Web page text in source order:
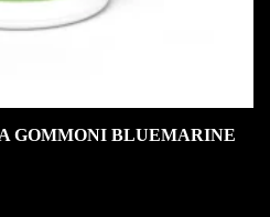
GOMMONI BLUEMARINE